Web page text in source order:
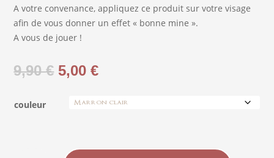
A votre convenance, appliquez ce produit sur votre visage
afin de vous donner un effet « bonne mine ».
A vous de jouer !
9,90€ Le
initial
5,00€Le
actuel
couleur